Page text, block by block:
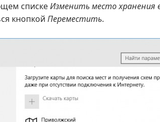
спискеИзменить место
кнопкой Переместить.